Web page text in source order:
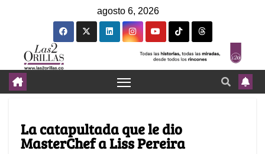
agosto 6, 2026
La catapultada que le dio
MasterChef a Liss Pereira